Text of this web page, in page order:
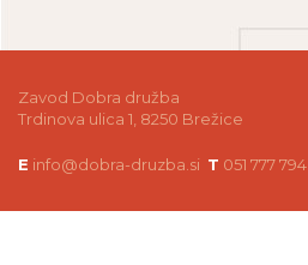
Zavod Dobra družba
Trdinova ulica 1, 8250 Brežice
E info@dobra-druzba.si T 051 777 794